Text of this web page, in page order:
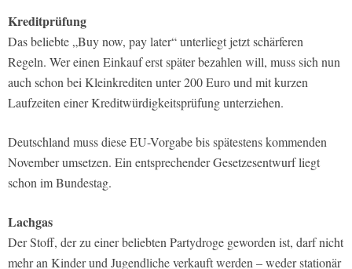
Kreditprüfung
Das beliebte „Buy now, pay later“ unterliegt jetzt schärferen
Regeln. Wer einen Einkauf erst später bezahlen will, muss sich nun
auch schon bei Kleinkrediten unter 200 Euro und mit kurzen
Laufzeiten einer Kreditwürdigkeitsprüfung unterziehen.
Deutschland muss diese EU-Vorgabe bis spätestens kommenden
November umsetzen. Ein entsprechender Gesetzesentwurf liegt
schon im Bundestag.
Lachgas
Der Stoff, der zu einer beliebten Partydroge geworden ist, darf nicht
mehr an Kinder und Jugendliche verkauft werden – weder stationär